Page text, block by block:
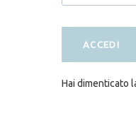
ACCEDI
Hai dimenticato